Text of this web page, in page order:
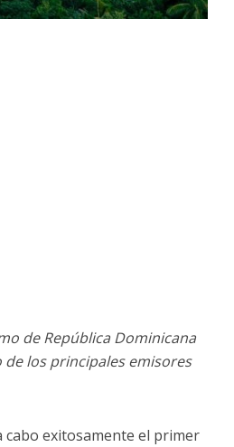
de República Dominicana
los principales emisores
cabo exitosamente el primer